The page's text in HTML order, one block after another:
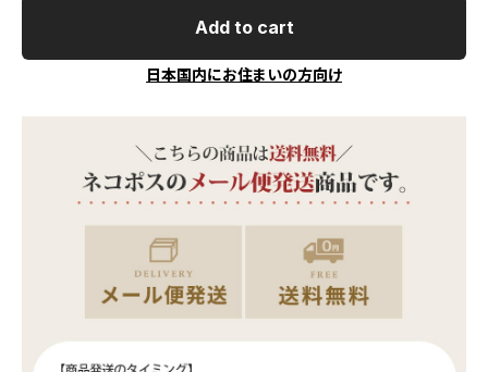
Add to cart
日本国内にお住まいの方向け